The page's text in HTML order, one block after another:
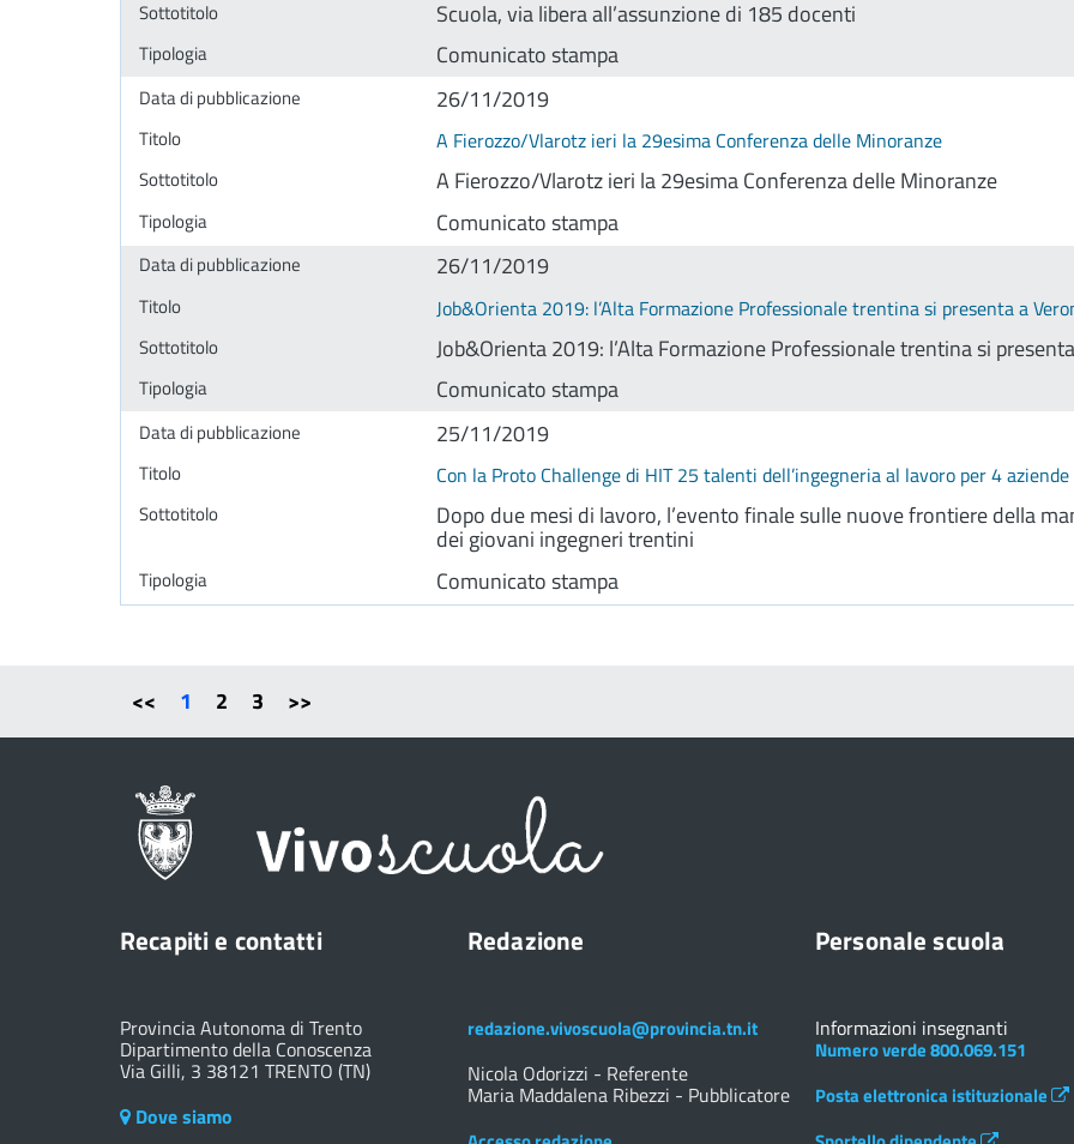
Scuola, via libera all’assunzione di 185 docenti
Comunicato stampa
26/11/2019
A Fierozzo/Vlarotz ieri la 29esima Conferenza delle Minoranze
A Fierozzo/Vlarotz ieri la 29esima Conferenza delle Minoranze
Comunicato stampa
26/11/2019
Job&Orienta 2019: l’Alta Formazione Professionale trentina si presenta a
Job&Orienta 2019: l’Alta Formazione Professionale trentina si
Comunicato stampa
25/11/2019
Con la Proto Challenge di HIT 25 talenti dell’ingegneria al lavoro per 4 aziende
Dopo due mesi di lavoro, l’evento finale sulle nuove frontiere della
dei giovani ingegneri trentini
Comunicato stampa
<< 1 2 3 >>
Recapiti e contatti
Provincia Autonoma di Trento
Dipartimento della Conoscenza
Via Gilli, 3 38121 TRENTO (TN)
Dove siamo
Redazione
redazione.vivoscuola@provincia.tn.it
Nicola Odorizzi - Referente
Maria Maddalena Ribezzi - Pubblicatore
Personale scuola
Informazioni insegnanti
Numero verde 800.069.151
Posta elettronica istituzionale